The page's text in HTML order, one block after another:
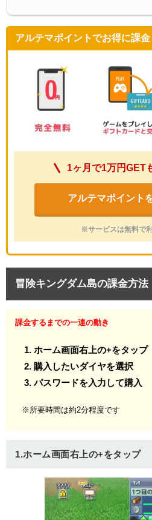
アルテマポイントでお得に課金
1ヶ月で1万円GET
アルテマポイント
※サービスは無料で
冒険キングダム島の課金方法
課金するまでの一連の動き
ホーム画面右上の+をタップ
購入したいダイヤを選択
パスワードを入力して購入
※所要時間は約2分程度です
1.ホーム画面右上の+をタップ